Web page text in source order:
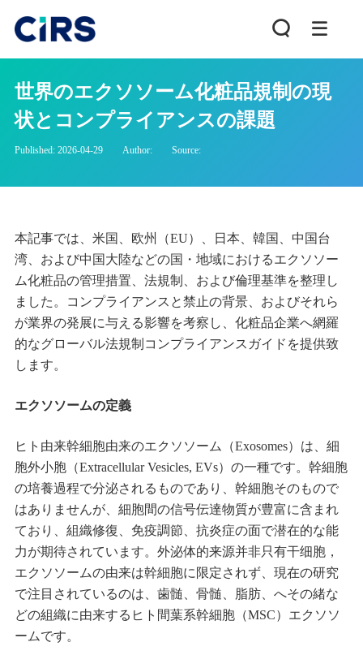
世界のエクソソーム化粧品規制の現
状とコンプライアンスの課題
Published: 2026-04-29 Author: Source:
本記事では、米国、欧州（EU）、日本、韓国、中国台
湾、および中国大陸などの国・地域におけるエクソソー
ム化粧品の管理措置、法規制、および倫理基準を整理し
ました。コンプライアンスと禁止の背景、およびそれら
が業界の発展に与える影響を考察し、化粧品企業へ網羅
的なグローバル法規制コンプライアンスガイドを提供致
します。
エクソソームの定義
ヒト由来幹細胞由来のエクソソーム（Exosomes）は、細
胞外小胞（Extracellular Vesicles, EVs）の一種です。幹細胞
の培養過程で分泌されるものであり、幹細胞そのもので
はありませんが、細胞間の信号伝達物質が豊富に含まれ
ており、組織修復、免疫調節、抗炎症の面で潜在的な能
力が期待されています。外泌体的来源并非只有干细胞，
エクソソームの由来は幹細胞に限定されず、現在の研究
で注目されているのは、歯髄、骨髄、脂肪、へその緒な
どの組織に由来するヒト間葉系幹細胞（MSC）エクソソ
ームです。